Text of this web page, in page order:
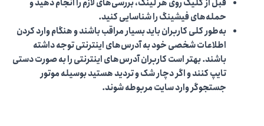
قبل از کلیک روی هر لینک، بررسی‌های لازم را انجام دهید و
حمله‌های فیشینگ را شناسایی کنید.
به‌طور کلی کاربران باید بسیار مراقب باشند و هنگام وارد کردن
اطلاعات شخصی خود به آدرس‌های اینترنتی توجه داشته
باشند. بهتر است کاربران آدرس‌های اینترنتی را به صورت دستی
تایپ کنند و اگر دچار شک و تردید هستید بوسیله موتور
جستجوگر وارد سایت مربوطه شوند.